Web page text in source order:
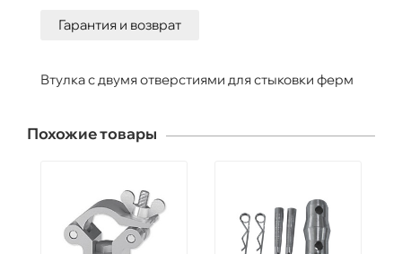
Гарантия и возврат
Втулка с двумя отверстиями для стыковки ферм
Похожие товары